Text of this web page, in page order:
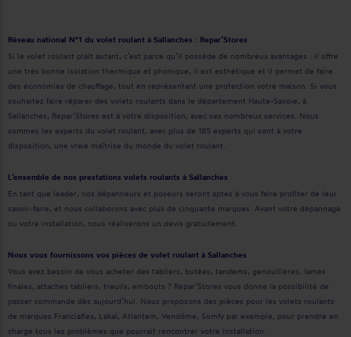
Réseau national N°1 du volet roulant à Sallanches : Repar’Stores
Si le volet roulant plaît autant, c’est parce qu’il possède de nombreux avantages : il offre
une très bonne isolation thermique et phonique, il est esthétique et il permet de faire
des économies de chauffage, tout en représentant une protection votre maison. Si vous
souhaitez faire réparer des volets roulants dans le département Haute-Savoie, à
Sallanches, Repar’Stores est à votre disposition, avec ses nombreux services. Nous
sommes les experts du volet roulant, avec plus de 185 experts qui sont à votre
disposition, une vraie maîtrise du monde du volet roulant.
L’ensemble de nos prestations volets roulants à Sallanches
En tant que leader, nos dépanneurs et poseurs seront aptes à vous faire profiter de leur
savoir-faire, et nous collaborons avec plus de cinquante marques. Avant votre dépannage
ou votre installation, nous réaliserons un devis gratuitement.
Nous vous fournissons vos pièces de volet roulant à Sallanches
Vous avez besoin de vous acheter des tabliers, butées, tandems, genouillères, lames
finales, attaches tabliers, treuils, embouts ? Repar’Stores vous donne la possibilité de
passer commande dès aujourd’hui. Nous proposons des pièces pour les volets roulants
de marques Franciaflex, Lakal, Atlantem, Vendôme, Somfy par exemple, pour prendre en
charge tous les problèmes que pourrait rencontrer votre installation.